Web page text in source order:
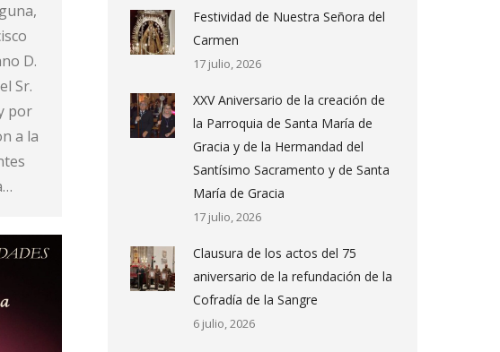
D.
Sr.
por
a la
Festividad de Nuestra Señora del
Carmen
17 julio, 2026
XXV Aniversario de la creación de
la Parroquia de Santa María de
Gracia y de la Hermandad del
Santísimo Sacramento y de Santa
María de Gracia
17 julio, 2026
Clausura de los actos del 75
aniversario de la refundación de la
Cofradía de la Sangre
6 julio, 2026